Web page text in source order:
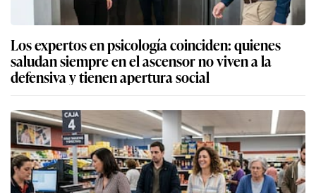
Los expertos en psicología coinciden: quienes
saludan siempre en el ascensor no viven a la
defensiva y tienen apertura social